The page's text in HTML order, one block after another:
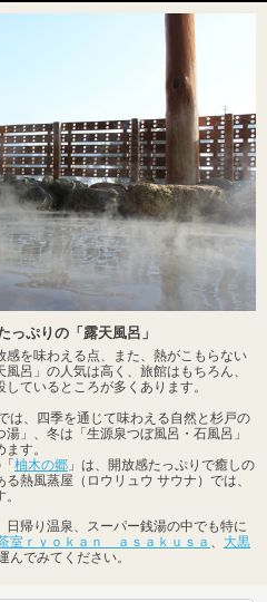
っぷりの「露天風呂」
を味わえる点、また、熱がこもらない
呂」の人気は高く、旅館はもちろん、
ているところが多くあります。
は、四季を通じて味わえる自然と杉戸の
」、冬は「生源泉つぼ風呂・石風呂」
す。
柚木の郷 」は、開放感たっぷりで癒しの
熱風蒸屋（ロウリュウ サウナ）では、
帰り温泉、スーパー銭湯の中でも特に
室ｒｙｏｋａｎ ａｓａｋｕｓａ 、 大黒
んでみてください。